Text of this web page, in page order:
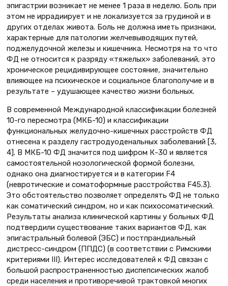
эпигастрии возникает не менее 1 раза в неделю. Боль при
этом не иррадиирует и не локализуется за грудиной и в
других отделах живота. Боль не должна иметь признаки,
характерные для патологии желчевыводящих путей,
поджелудочной железы и кишечника. Несмотря на то что
ФД не относится к разряду «тяжелых» заболеваний, это
хроническое рецидивирующее состояние, значительно
влияющее на психическое и социальное благополучие и в
результате – удушающее качество жизни больных.
В современной Международной классификации болезней
10-го пересмотра (МКБ-10) и классификации
функциональных желудочно-кишечных расстройств ФД
отнесена к разделу гастродуоденальных заболеваний [3,
4]. В МКБ-10 ФД значится под шифром К-30 и является
самостоятельной нозологической формой болезни,
однако она диагностируется и в категории F4
(невротические и соматоформные расстройства F45.3).
Это обстоятельство позволяет определять ФД не только
как соматический синдром, но и как психосоматический.
Результаты анализа клинической картины у больных ФД
подтвердили существование таких вариантов ФД, как
эпигастральный болевой (ЭБС) и постпрандиальный
дистресс-синдром (ППДС) (в соответствии с Римскими
критериями III). Интерес исследователей к ФД связан с
большой распространенностью диспепсических жалоб
среди населения и противоречивой трактовкой многих